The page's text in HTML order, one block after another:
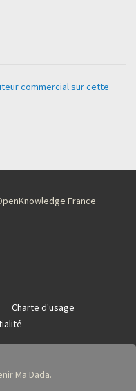
commercial sur cette
France
Charte d'usage
Ma Dada.